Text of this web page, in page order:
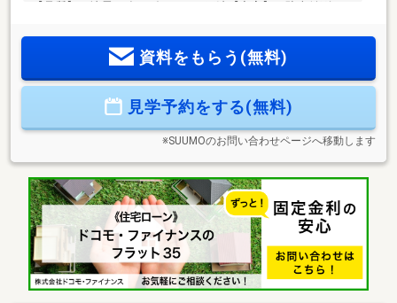
【品質】 地震に強いダイライト工法【充実】 駐車並列2
＝＝＝＝＝＝＝＝＝＝＝＝＝＝＝＊神田小学校：750m(徒歩約
10分)＊大府中学校：2200m(徒歩約28分)＊JR東海道本線「大
自己資金0円でも大丈夫！●●＊水曜日も休まず営業！＊ファイ
ナンシャルプランナー常駐店！＊資金計画でご不安な方もご
資料をもらう(無料)
見学予約をする(無料)
※SUUMOのお問い合わせページへ移動します